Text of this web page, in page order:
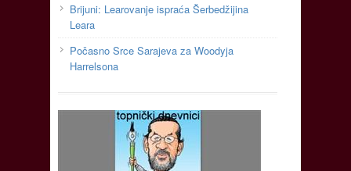
Brijuni: Learovanje ispraća Šerbedžijina
Leara
Počasno Srce Sarajeva za Woodyja
Harrelsona